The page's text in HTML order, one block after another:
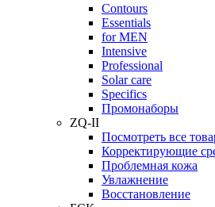
Contours
Essentials
for MEN
Intensive
Professional
Solar care
Specifics
Промонаборы
ZQ-II
Посмотреть все
Корректирующие
Проблемная кожа
Увлажнение
Восстановление